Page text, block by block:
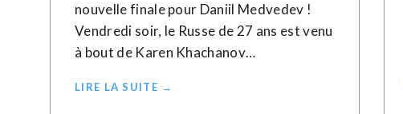
nouvelle finale pour Daniil Medvedev !
Vendredi soir, le Russe de 27 ans est venu
à bout de Karen Khachanov…
LIRE LA SUITE →